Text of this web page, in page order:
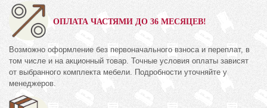
ОПЛАТА ЧАСТЯМИ ДО 36 МЕСЯЦЕВ!
Возможно оформление без первоначального взноса и переплат, в
том числе и на акционный товар. Точные условия оплаты зависят
от выбранного комплекта мебели. Подробности уточняйте у
менеджеров.